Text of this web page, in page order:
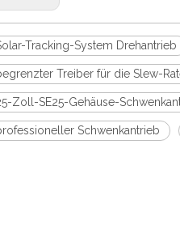
Tracking-System Drehantrieb
Treiber für die Slew-
Zoll-SE25-Gehäuse-
Schwenkantrieb